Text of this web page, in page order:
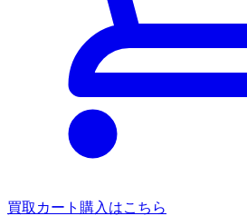
買取カート 購入はこちら